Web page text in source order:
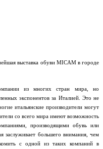
выставка обуви MICAM в городе
из многих стран мира, но
экспонентов за Италией. Это не
итальянские производители могут
со всего мира имеют возможность
производящими обувь или
заслуживает большего внимания, чем
с одной из таких компаний в